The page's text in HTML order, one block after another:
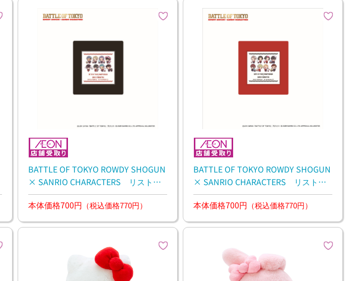
BATTLE OF TOKYO ROWDY SHOGUN
× SANRIO CHARACTERS リストバ
ンド
本体価格700円 （税込価格770円）
BATTLE OF TOKYO ROWDY SHOGUN
× SANRIO CHARACTERS リストバ
ンド
本体価格700円 （税込価格770円）